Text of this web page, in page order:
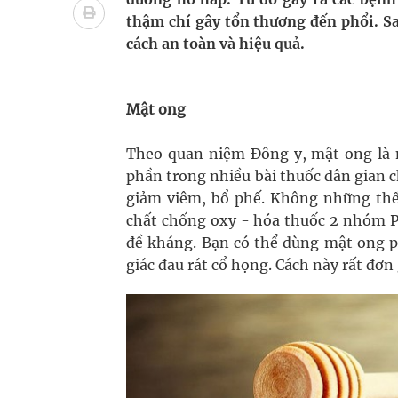
Nhiều chuỗi hoạt động lớn được diễn ra tại Lễ hội
Tiếp tục rà soát, triển khai các nhiệm vụ trong
Xây dựng bản đồ mạng lưới cấp cứu ngoại viện
"Nền kinh tế bạc" có thể trở thành động lực
thậm chí gây tổn thương đến phổi.
cách an toàn và hiệu quả.
Mật ong
Theo quan niệm Đông y, mật ong
phần trong nhiều bài thuốc dân gian
giảm viêm, bổ phế. Không những
chất chống oxy - hóa thuốc 2 nhóm
đề kháng. Bạn có thể dùng mật ong
giác đau rát cổ họng. Cách này rất